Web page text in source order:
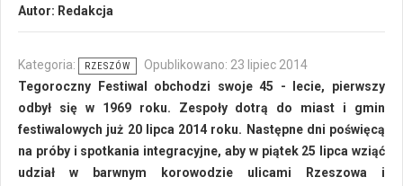
Autor: Redakcja
Kategoria: RZESZÓW
Opublikowano: 23 lipiec 2014
Tegoroczny Festiwal obchodzi swoje 45 - lecie, pierwszy
odbył się w 1969 roku. Zespoły dotrą do miast i gmin
festiwalowych już 20 lipca 2014 roku. Następne dni poświęcą
na próby i spotkania integracyjne, aby w piątek 25 lipca wziąć
udział w barwnym korowodzie ulicami Rzeszowa i